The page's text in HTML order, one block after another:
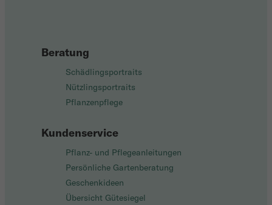
Beratung
Schädlingsportraits
Nützlingsportraits
Pflanzenpflege
Kundenservice
Pflanz- und Pflegeanleitungen
Persönliche Gartenberatung
Geschenkideen
Übersicht Gütesiegel